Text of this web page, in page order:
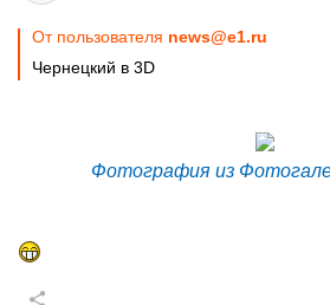
От пользователя news@e1.ru
Чернецкий в 3D
Фотография из